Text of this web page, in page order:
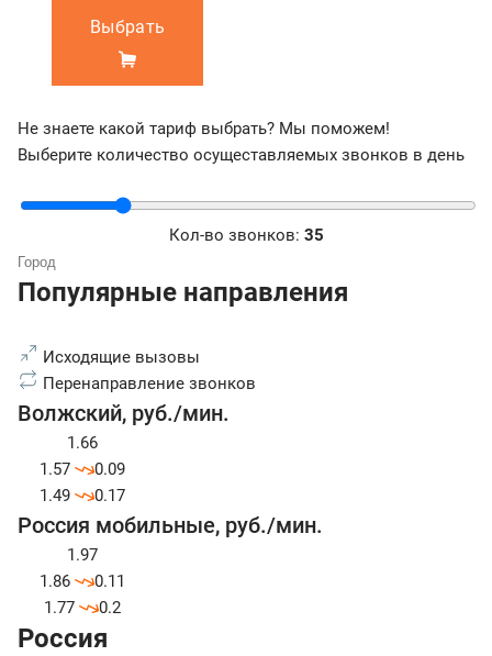
Выбрать
Не знаете какой тариф выбрать? Мы поможем!
Выберите количество осущеставляемых звонков в день
Кол-во звонков: 35
Популярные направления
Исходящие вызовы
Перенаправление звонков
Волжский, руб./мин.
1.66
1.57
0.09
1.49
0.17
Россия мобильные, руб./мин.
1.97
1.86
0.11
1.77
0.2
Россия